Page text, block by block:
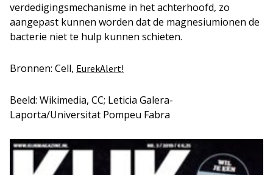
verdedigingsmechanisme in het achterhoofd, zo
aangepast kunnen worden dat de magnesiumionen de
bacterie niet te hulp kunnen schieten.
Bronnen: Cell, EurekAlert!
Beeld: Wikimedia, CC; Leticia Galera-
Laporta/Universitat Pompeu Fabra